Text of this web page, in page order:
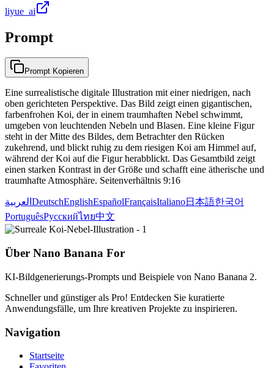
liyue_ai
Prompt
Prompt Kopieren
Eine surrealistische digitale Illustration mit einer niedrigen, nach
oben gerichteten Perspektive. Das Bild zeigt einen gigantischen,
farbenfrohen Koi, der in einem traumhaften Nebel schwimmt,
umgeben von leuchtenden Nebeln und Blasen. Eine kleine Figur
steht in der Mitte des Bildes, dem Betrachter den Rücken
zukehrend, und blickt ruhig zu dem riesigen Koi am Himmel auf,
während der Koi auf die Figur herabblickt. Das Gesamtbild zeigt
einen starken Kontrast in der Größe und schafft eine ätherische und
traumhafte Atmosphäre. Seitenverhältnis 9:16
العربية DeutschEnglishEspañolFrançaisItaliano日本語한국어
PortuguêsРусскийไทย中文
Über Nano Banana For
KI-Bildgenerierungs-Prompts und Beispiele von Nano Banana 2.
Schneller und günstiger als Pro! Entdecken Sie kuratierte
Anwendungsfälle, um Ihre kreativen Projekte zu inspirieren.
Navigation
Startseite